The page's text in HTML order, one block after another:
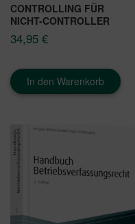
CONTROLLING FÜR
NICHT-CONTROLLER
34,95 €
In den Warenkorb